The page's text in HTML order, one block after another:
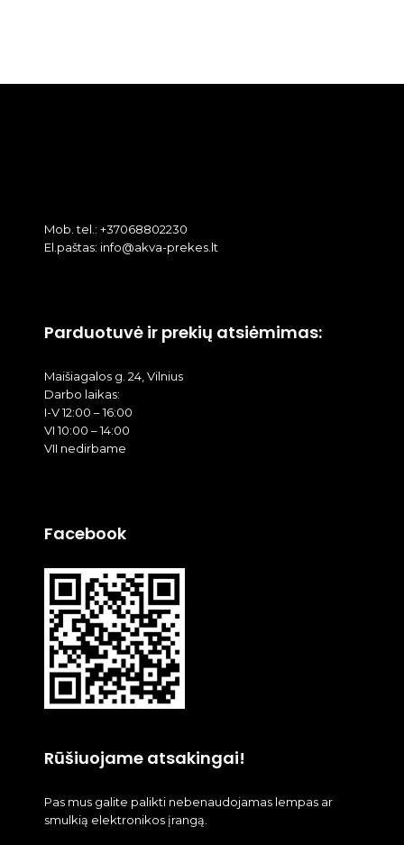
Mob. tel.: +37068802230
El.paštas: info@akva-prekes.lt
Parduotuvė ir prekių atsiėmimas:
Maišiagalos g. 24, Vilnius
Darbo laikas:
I-V 12:00 – 16:00
VI 10:00 – 14:00
VII nedirbame
Facebook
Rūšiuojame atsakingai!
Pas mus galite palikti nebenaudojamas lempas ar
smulkią elektronikos įrangą.